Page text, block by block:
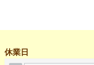
休業日